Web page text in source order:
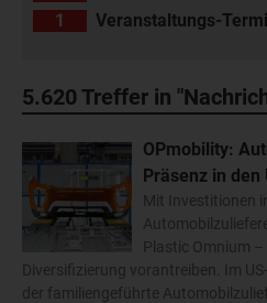
1
Veranstaltungs-
5.620 Treffer in
OPmobility:
Präsenz in den
Mit Investitionen
Plastic Omnium
Diversifizierung vorantreiben. Im
der familiengeführte